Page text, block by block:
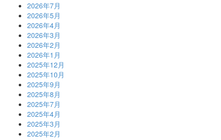
2026年7月
2026年5月
2026年4月
2026年3月
2026年2月
2026年1月
2025年12月
2025年10月
2025年9月
2025年8月
2025年7月
2025年4月
2025年3月
2025年2月